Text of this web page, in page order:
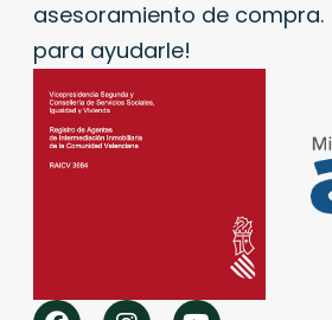
asesoramiento de compra.
para ayudarle!